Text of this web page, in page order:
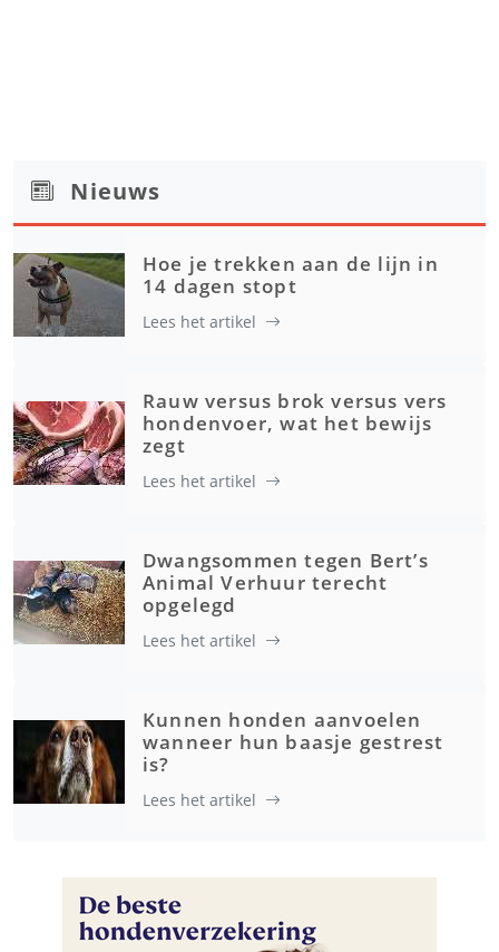
Nieuws
Hoe je trekken aan de lijn in
14 dagen stopt
Lees het artikel
Rauw versus brok versus vers
hondenvoer, wat het bewijs
zegt
Lees het artikel
Dwangsommen tegen Bert’s
Animal Verhuur terecht
opgelegd
Lees het artikel
Kunnen honden aanvoelen
wanneer hun baasje gestrest
is?
Lees het artikel